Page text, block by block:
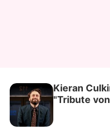
Kieran
"Tribute